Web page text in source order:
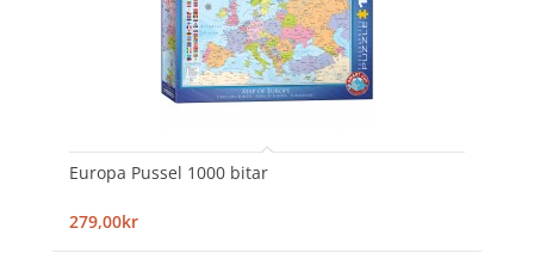
Europa Pussel 1000 bitar
279,00kr